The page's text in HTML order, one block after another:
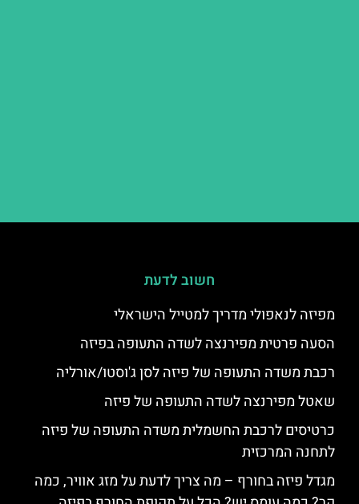
חשוב לדעת
מפיזה לנאפולי מדריך למטייל הישראלי
הסעה פרטית מפירנצה לשדה התעופה בפיזה
רכבת משדה התעופה של פיזה לסן ג'וסטו/אורליה
שאטל מפירנצה לשדה התעופה של פיזה
כרטיסים לרכבת החשמלית משדה התעופה של פיזה
לתחנה המרכזית
מגדל פיזה בחורף – מה צריך לדעת על מזג אוויר, כמה